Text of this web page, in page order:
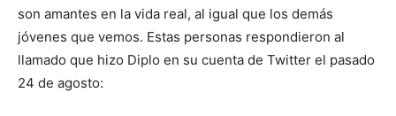
son amantes en la vida real, al igual que los demás
jóvenes que vemos. Estas personas respondieron al
llamado que hizo Diplo en su cuenta de Twitter el pasado
24 de agosto: